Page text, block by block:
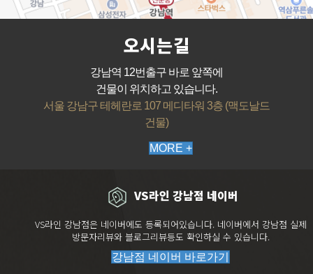
오시는길
강남역 12번출구 바로 앞쪽에
건물이 위치하고 있습니다.
서울 강남구 테헤란로 107 메디타워 3층 (맥도날드
건물)
MORE +
VS라인 강남점 네이버
VS라인 강남점은 네이버에도 등록되어있습니다. 네이버에서 강남점 실제
방문자리뷰와 블로그리뷰등도 확인하실 수 있습니다.
강남점 네이버 바로가기